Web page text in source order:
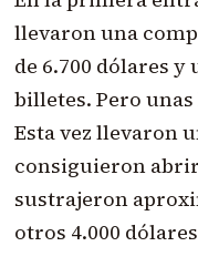
llevaron una
de 6.700 dólares
billetes. Pero
Esta vez llevaron
consiguieron
sustrajeron
otros 4.000